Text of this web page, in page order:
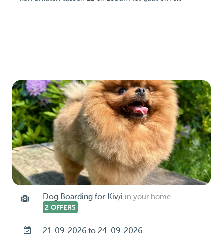
Dog Boarding for Kiwi in your home
2 OFFERS
21-09-2026 to 24-09-2026